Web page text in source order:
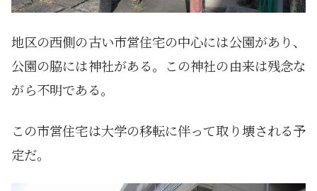
地区の西側の古い市営住宅の中心には公園があり、
公園の脇には神社がある。この神社の由来は残念な
がら不明である。
この市営住宅は大学の移転に伴って取り壊される予
定だ。